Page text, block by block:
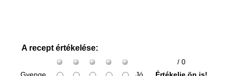
A recept értékelése:
/ 0